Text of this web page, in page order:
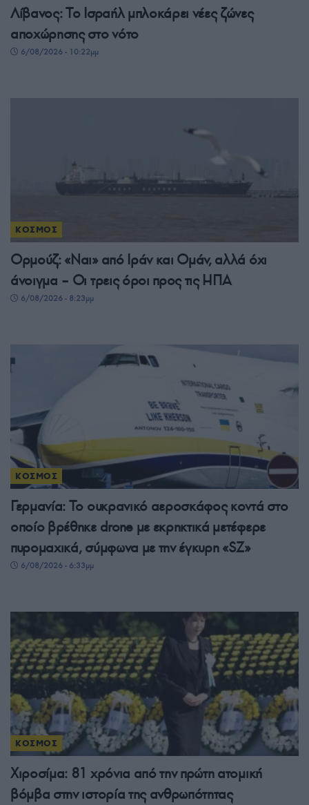
Λίβανος: Το Ισραήλ μπλοκάρει νέες ζώνες
αποχώρησης στο νότο
6/08/2026 - 10:22μμ
ΚΟΣΜΟΣ
Ορμούζ: «Ναι» από Ιράν και Ομάν, αλλά όχι
άνοιγμα – Οι τρεις όροι προς τις ΗΠΑ
6/08/2026 - 8:23μμ
ΚΟΣΜΟΣ
Γερμανία: Το ουκρανικό αεροσκάφος κοντά στο
οποίο βρέθηκε drone με εκρηκτικά μετέφερε
πυρομαχικά, σύμφωνα με την έγκυρη «SZ»
6/08/2026 - 6:33μμ
ΚΟΣΜΟΣ
Χιροσίμα: 81 χρόνια από την πρώτη ατομική
βόμβα στην ιστορία της ανθρωπότητας